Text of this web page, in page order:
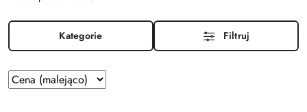
Kategorie Filtruj
Zastosowano
sortowanie:
Sortuj
według